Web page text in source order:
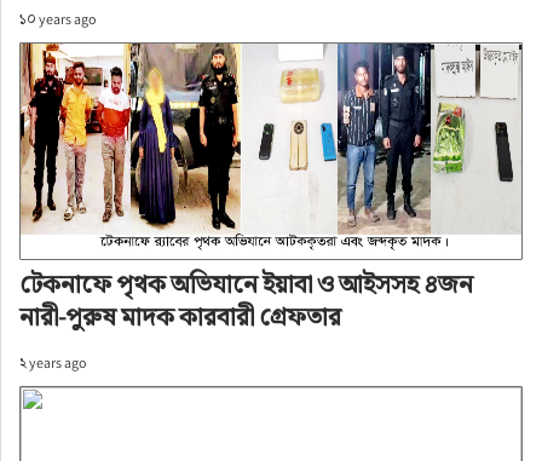
১০ years ago
টেকনাফে পৃথক অভিযানে ইয়াবা ও আইসসহ ৪জন
নারী-পুরুষ মাদক কারবারী গ্রেফতার
২ years ago